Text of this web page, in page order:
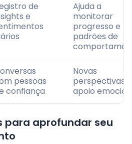
de
e
Ajuda a
monitorar
progresso e
padrões de
pessoas
confiança
Novas
perspectivas e
apoio
para aprofundar seu